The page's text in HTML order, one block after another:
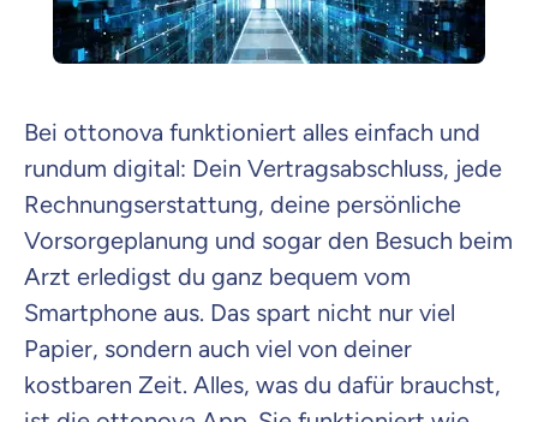
Bei ottonova funktioniert alles einfach und
rundum digital: Dein Vertragsabschluss, jede
Rechnungserstattung, deine persönliche
Vorsorgeplanung und sogar den Besuch beim
Arzt erledigst du ganz bequem vom
Smartphone aus. Das spart nicht nur viel
Papier, sondern auch viel von deiner
kostbaren Zeit. Alles, was du dafür brauchst,
Beamten
Versicherung
Zahnzusatz
Versicherung
Krankenhaus
Versicherung
Mit dem Abschicken meiner Daten erkläre ich meine Einwilligungzur